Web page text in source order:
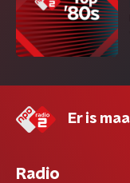
Er is
Radio